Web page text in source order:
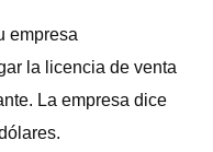
empresa
la licencia de venta
La empresa dice